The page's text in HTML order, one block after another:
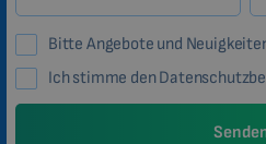
Bitte Angebote und
Ich stimme den